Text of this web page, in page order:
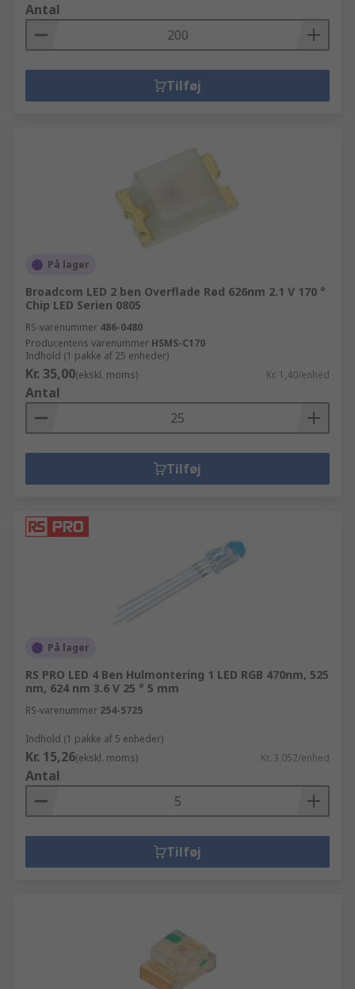
Antal
Tilføj
På lager
Broadcom LED 2 ben Overflade Rød 626nm 2.1 V 170 °
Chip LED Serien 0805
RS-varenummer 486-0480
Producentens varenummer HSMS-C170
Indhold (1 pakke af 25 enheder)
Kr. 35,00(ekskl. moms) Kr. 1,40/enhed
Antal
Tilføj
På lager
RS PRO LED 4 Ben Hulmontering 1 LED RGB 470nm, 525
nm, 624 nm 3.6 V 25 ° 5 mm
RS-varenummer 254-5725
Indhold (1 pakke af 5 enheder)
Kr. 15,26(ekskl. moms) Kr. 3,052/enhed
Antal
Tilføj